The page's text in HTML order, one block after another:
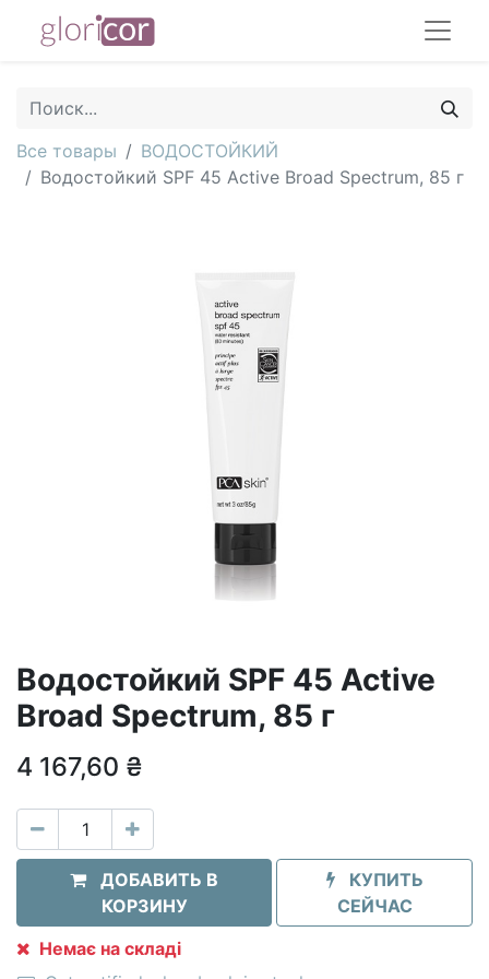
Все товары
ВОДОСТОЙКИЙ
Водостойкий SPF 45 Active Broad Spectrum, 85 г
Водостойкий SPF 45 Active
Broad Spectrum, 85 г
4 167,60 ₴
ДОБАВИТЬ В
КОРЗИНУ
КУПИТЬ
СЕЙЧАС
Немає на складі